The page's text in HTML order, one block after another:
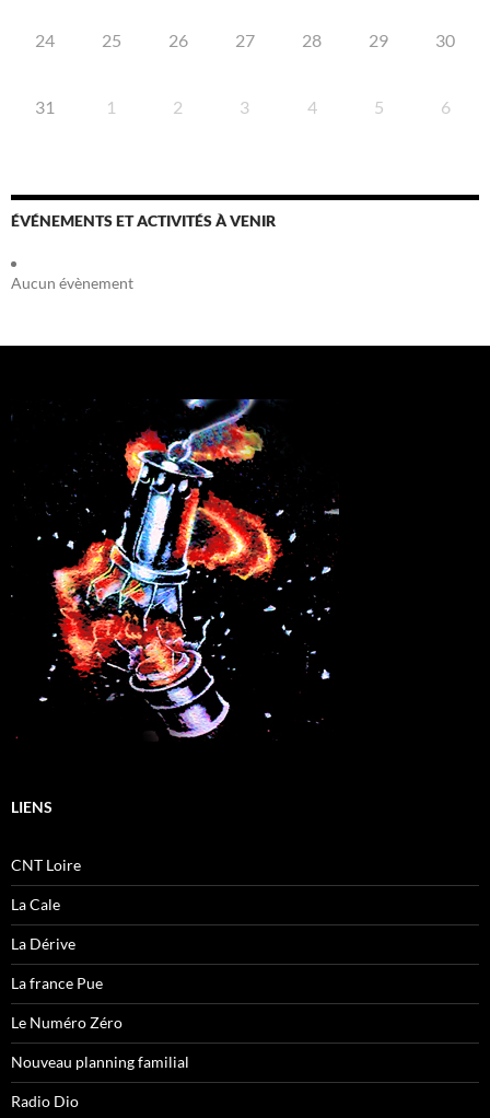
24 25 26 27 28 29 30
31 1 2 3 4 5 6
ÉVÉNEMENTS ET ACTIVITÉS À VENIR
Aucun évènement
LIENS
CNT Loire
La Cale
La Dérive
La france Pue
Le Numéro Zéro
Nouveau planning familial
Radio Dio